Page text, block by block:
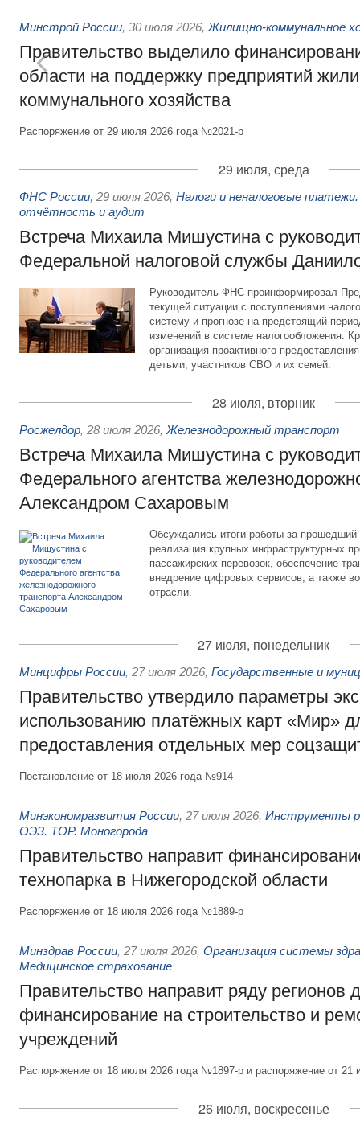
Минстрой России, 30 июля 2026, Жилищно-коммунальное
Правительство выделило
области на поддержку предприятий
коммунального хозяйства
Распоряжение от 29 июля 2026 года №2021-р
29 июля, среда
ФНС России, 29 июля 2026, Налоги и неналоговые
отчётность и аудит
Встреча Михаила Мишустина с
Федеральной налоговой службы
Руководитель ФНС проинформировал
текущей ситуации с поступлениями
систему и прогнозе на предстоящий
изменений в системе налогообложения.
организация проактивного
детьми, участников СВО и их семей.
28 июля, вторник
Росжелдор, 28 июля 2026, Железнодорожный транспорт
Встреча Михаила Мишустина с
Федерального агентства
Александром Сахаровым
Обсуждались итоги работы за
реализация крупных инфраструктурных
пассажирских перевозок, обеспечение
внедрение цифровых сервисов, а также
отрасли.
27 июля, понедельник
Минцифры России, 27 июля 2026, Государственные и
Правительство утвердило параметры
использованию платёжных карт «Мир»
предоставления отдельных мер
Постановление от 18 июля 2026 года №914
Минэкономразвития России, 27 июля 2026, Инструменты
ОЭЗ. ТОР. Моногорода
Правительство направит
технопарка в Нижегородской области
Распоряжение от 18 июля 2026 года №1889-р
Минздрав России, 27 июля 2026, Организация системы
Медицинское страхование
Правительство направит ряду регионов
финансирование на строительство и
учреждений
Распоряжение от 18 июля 2026 года №1897-р и распоряжение от
26 июля, воскресенье